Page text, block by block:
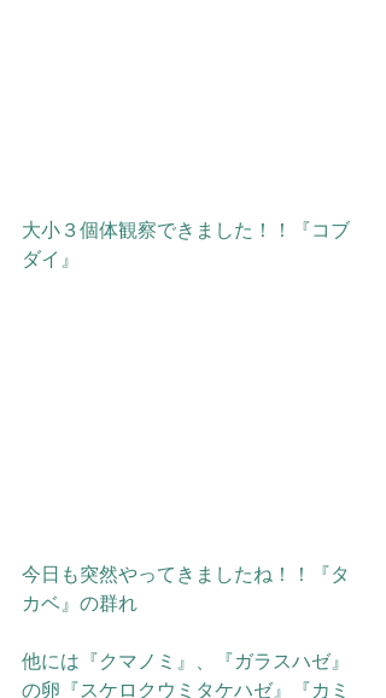
大小３個体観察できました！！『コブ
ダイ』
今日も突然やってきましたね！！『タ
カベ』の群れ
他には『クマノミ』、『ガラスハゼ』
の卵『スケロクウミタケハゼ』『カミ